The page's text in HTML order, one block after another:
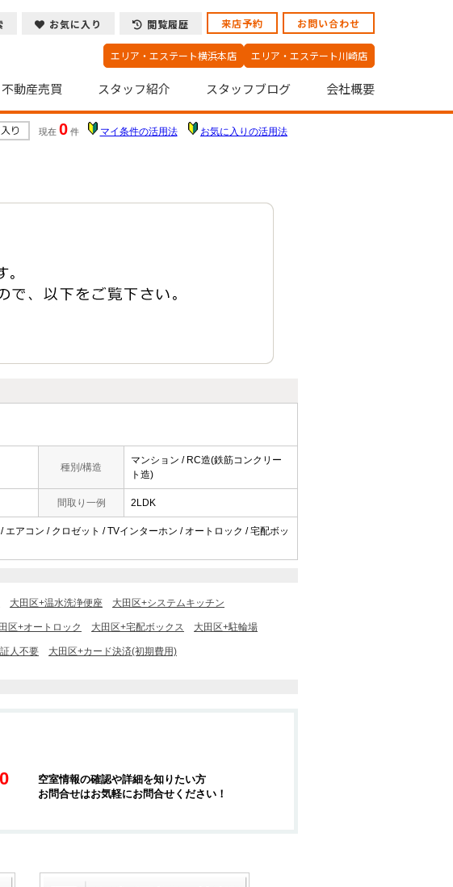
お気に入り 閲覧履歴 来店予約 お問い合わせ
エリア・エステート横浜本店 エリア・エステート川崎店
不動産売買 スタッフ紹介 スタッフブログ 会社概要
現在 0 件 マイ条件の活用法 お気に入りの活用法
種別/構造
マンション / RC造(鉄筋コンクリー
ト造)
間取り一例 2LDK
アコン / クロゼット / TVインターホン / オートロック / 宅配ボッ
大田区+温水洗浄便座 大田区+システムキッチン
区+オートロック 大田区+宅配ボックス 大田区+駐輪場
人不要 大田区+カード決済(初期費用)
空室情報の確認や詳細を知りたい方
お問合せはお気軽にお問合せください！